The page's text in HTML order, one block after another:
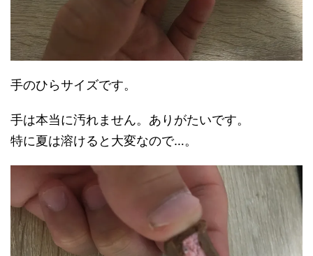
手のひらサイズです。
手は本当に汚れません。ありがたいです。
特に夏は溶けると大変なので…。